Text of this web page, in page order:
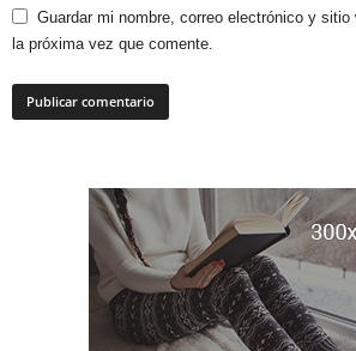
Guardar mi nombre, correo electrónico y sitio
la próxima vez que comente.